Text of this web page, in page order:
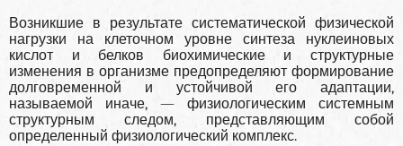
Возникшие в результате систематической физической
нагрузки на клеточном уров­не синтеза нуклеиновых
кислот и белков биохимические и структурные
изменения в организме предопределяют фор­мирование
долговременной и устойчивой его адаптации,
называемой иначе, — физиологическим системным
струк­турным следом, представляющим собой
определенный фи­зиологический комплекс.